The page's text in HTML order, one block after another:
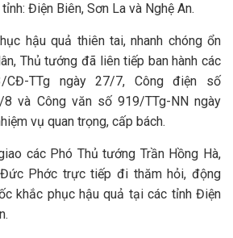
Điện Biên, Sơn La và Nghệ An.
hậu quả thiên tai, nhanh chóng ổn
Thủ tướng đã liên tiếp ban hành các
TTg ngày 27/7, Công điện số
và Công văn số 919/TTg-NN ngày
vụ quan trọng, cấp bách.
các Phó Thủ tướng Trần Hồng Hà,
Phớc trực tiếp đi thăm hỏi, động
khắc phục hậu quả tại các tỉnh Điện